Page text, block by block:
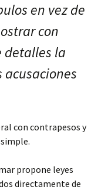
en vez de
con
detalles la
con contrapesos y
propone leyes
directamente de